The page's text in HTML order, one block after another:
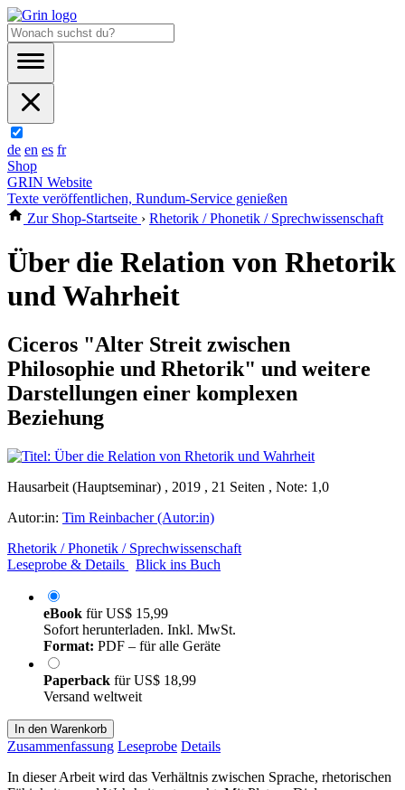
de en es fr
Shop
GRIN Website
Texte veröffentlichen, Rundum-Service genießen
Zur Shop-Startseite › Rhetorik / Phonetik / Sprechwissenschaft
Über die Relation von Rhetorik
und Wahrheit
Ciceros "Alter Streit zwischen
Philosophie und Rhetorik" und weitere
Darstellungen einer komplexen
Beziehung
Hausarbeit (Hauptseminar) , 2019 , 21 Seiten , Note: 1,0
Autor:in: Tim Reinbacher (Autor:in)
Rhetorik / Phonetik / Sprechwissenschaft
Leseprobe & Details
Blick ins Buch
eBook fürUS$ 15,99
Sofort herunterladen. Inkl. MwSt.
Format: PDF – für alle Geräte
Paperback fürUS$ 18,99
Versand weltweit
In den Warenkorb
Zusammenfassung Leseprobe Details
In dieser Arbeit wird das Verhältnis zwischen Sprache, rhetorischen